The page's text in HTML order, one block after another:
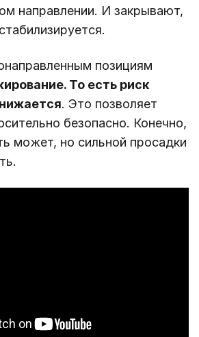
направлении. И закрывают,
позициям
То есть риск
. Это позволяет
безопасно. Конечно,
может, но сильной просадки